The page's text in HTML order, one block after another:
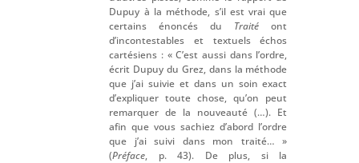
Dupuy à la méthode, s’il est vrai que
certains énoncés du Traité ont
d’incontestables et textuels échos
cartésiens : « C’est aussi dans l’ordre,
écrit Dupuy du Grez, dans la méthode
que j’ai suivie et dans un soin exact
d’expliquer toute chose, qu’on peut
remarquer de la nouveauté (…). Et
afin que vous sachiez d’abord l’ordre
que j’ai suivi dans mon traité… »
(Préface, p. 43). De plus, si la